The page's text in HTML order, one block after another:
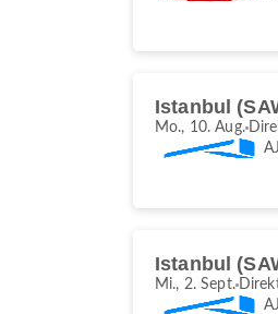
Istanbul
Mo., 10. Aug.
Istanbul
Mi., 2. Sept.